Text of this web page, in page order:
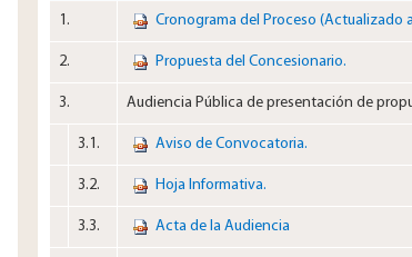
1.​ Cronograma del Proceso (Actualizado
2.​ Propuesta del Concesionario.
3.​ Audiencia Pública de presentación de
3.1.​ Aviso de Convocatoria.
3.2.​ Hoja Informativa.
3.3.​ Acta de la Audiencia